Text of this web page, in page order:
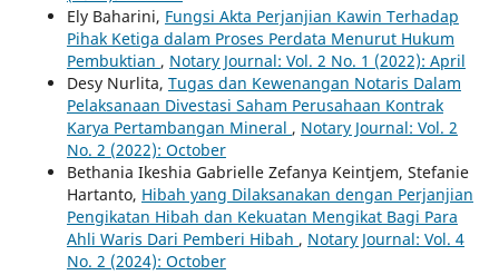
Ely Baharini, Fungsi Akta Perjanjian Kawin Terhadap
Pihak Ketiga dalam Proses Perdata Menurut Hukum
Pembuktian , Notary Journal: Vol. 2 No. 1 (2022): April
Desy Nurlita, Tugas dan Kewenangan Notaris Dalam
Pelaksanaan Divestasi Saham Perusahaan Kontrak
Karya Pertambangan Mineral , Notary Journal: Vol. 2
No. 2 (2022): October
Bethania Ikeshia Gabrielle Zefanya Keintjem, Stefanie
Hartanto, Hibah yang Dilaksanakan dengan Perjanjian
Pengikatan Hibah dan Kekuatan Mengikat Bagi Para
Ahli Waris Dari Pemberi Hibah , Notary Journal: Vol. 4
No. 2 (2024): October